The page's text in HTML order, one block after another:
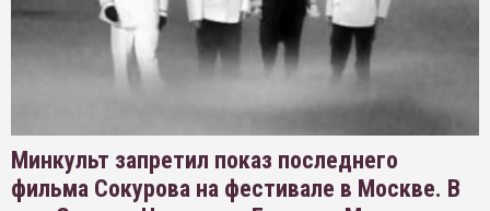
Минкульт запретил показ последнего
фильма Сокурова на фестивале в Москве. В